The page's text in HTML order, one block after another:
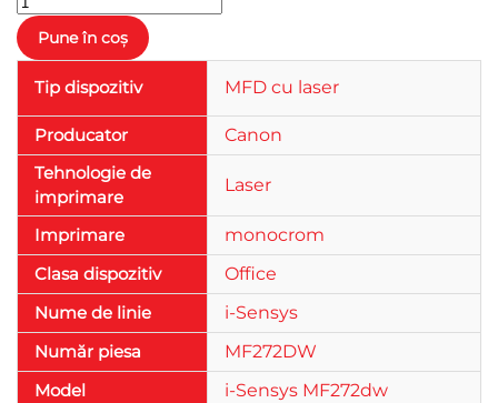
Tip dispozitiv MFD cu laser
Producator
Canon
Tehnologie de
imprimare
Laser
Imprimare
monocrom
Clasa dispozitiv
Office
Nume de linie
i-Sensys
Număr piesa
MF272DW
Model
i-Sensys MF272dw